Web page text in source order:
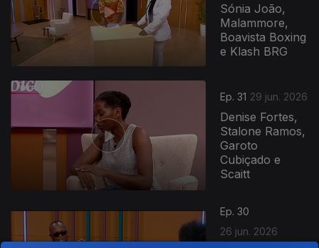
Sónia João,
Malammore,
Boavista Boxing
e Klash BRG
Ep. 31 29 jun. 2026
Denise Fortes,
Stalone Ramos,
Garoto
Cubiçado e
Scaitt
Ep. 30
26 jun. 2026